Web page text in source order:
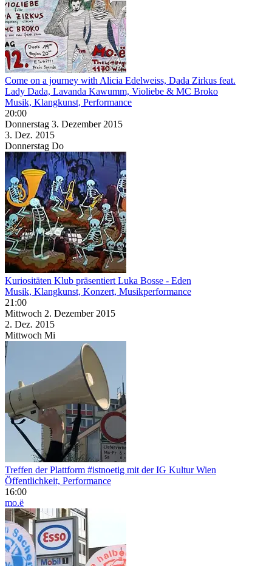
Come on a journey with Alicia Edelweiss, Dada Zirkus feat.
Lady Dada, Lavanda Kawumm, Violiebe & MC Broko
Musik, Klangkunst, Performance
20:00
Donnerstag 3. Dezember 2015
3. Dez. 2015
Donnerstag Do
Kuriositäten Klub präsentiert Luka Bosse - Eden
Musik, Klangkunst, Konzert, Musikperformance
21:00
Mittwoch 2. Dezember 2015
2. Dez. 2015
Mittwoch Mi
Treffen der Plattform #istnoetig mit der IG Kultur Wien
Öffentlichkeit, Performance
16:00
mo.ë